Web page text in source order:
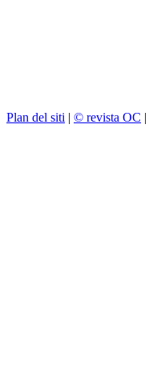
Plan del siti | © revista OC |